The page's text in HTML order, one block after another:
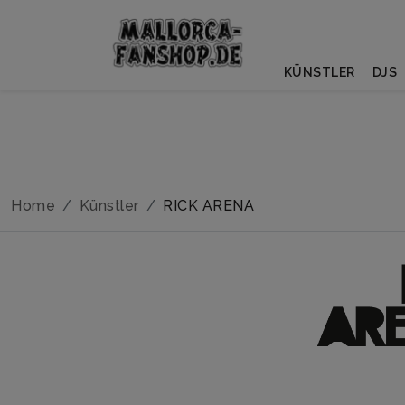
Home Künstler RICK ARENA
KÜNSTLER DJS